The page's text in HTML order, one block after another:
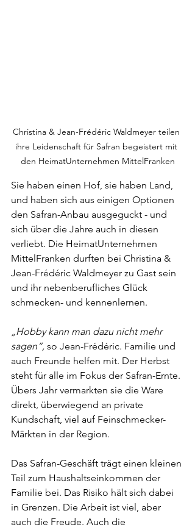
Christina & Jean-Frédéric Waldmeyer teilen
ihre Leidenschaft für Safran begeistert mit
den HeimatUnternehmen MittelFranken
Sie haben einen Hof, sie haben Land,
und haben sich aus einigen Optionen
den Safran-Anbau ausgeguckt - und
sich über die Jahre auch in diesen
verliebt. Die HeimatUnternehmen
MittelFranken durften bei Christina &
Jean-Frédéric Waldmeyer zu Gast sein
und ihr nebenberufliches Glück
schmecken- und kennenlernen.
„Hobby kann man dazu nicht mehr
sagen“, so Jean-Frédéric. Familie und
auch Freunde helfen mit. Der Herbst
steht für alle im Fokus der Safran-Ernte.
Übers Jahr vermarkten sie die Ware
direkt, überwiegend an private
Kundschaft, viel auf Feinschmecker-
Märkten in der Region.
Das Safran-Geschäft trägt einen kleinen
Teil zum Haushaltseinkommen der
Familie bei. Das Risiko hält sich dabei
in Grenzen. Die Arbeit ist viel, aber
auch die Freude. Auch die